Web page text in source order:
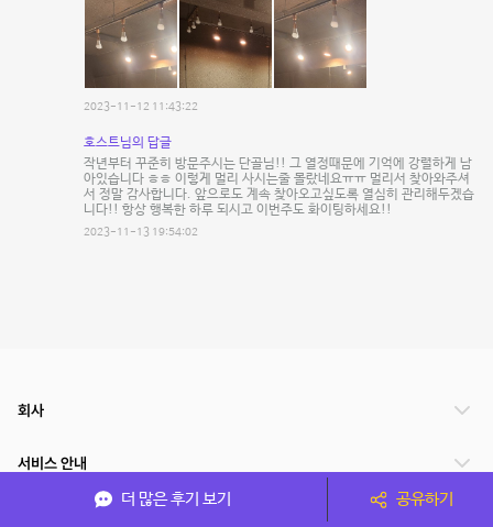
2023-11-12 11:43:22
호스트님의 답글
작년부터 꾸준히 방문주시는 단골님!! 그 열정때문에 기억에 강렬하게 남
아있습니다 ㅎㅎ 이렇게 멀리 사시는줄 몰랐네요ㅠㅠ 멀리서 찾아와주셔
서 정말 감사합니다. 앞으로도 계속 찾아오고싶도록 열심히 관리해두겠습
니다!! 항상 행복한 하루 되시고 이번주도 화이팅하세요!!
2023-11-13 19:54:02
더 많은 후기 보기 공유하기
회사
서비스 안내